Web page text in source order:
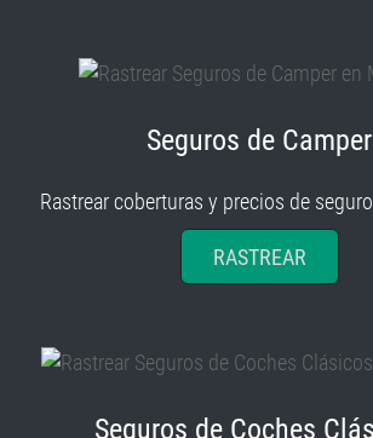
Seguros de Camper
Rastrear coberturas y precios de
RASTREAR
Seguros de Coches